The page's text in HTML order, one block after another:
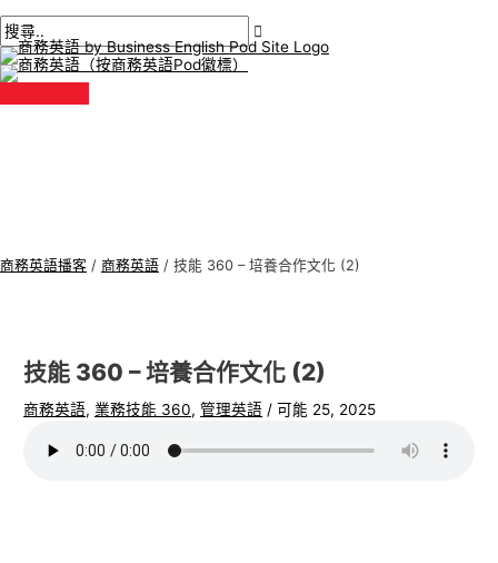
至
內
容
選
商務英語播客 / 商務英語 / 技能 360 – 培養合作文化 (2)
技能 360 – 培養合作文化 (2)
商務英語,業務技能 360,管理英語 /可能 25, 2025
文
導
航
此
輸
入。.
名
*
子
郵
件
*
商
務
英
語
搜
尋
: